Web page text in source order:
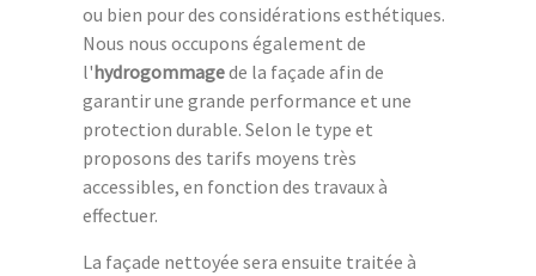
ou bien pour des considérations esthétiques.
Nous nous occupons également de
l'hydrogommagede la façade afin de
garantir une grande performance et une
protection durable. Selon le type et
proposons des tarifs moyens très
accessibles, en fonction des travaux à
effectuer.
La façade nettoyée sera ensuite traitée à